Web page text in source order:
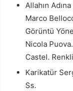
Allahın
Marco
Görüntü
Nicola
Castel.
Karikatür
Ss.